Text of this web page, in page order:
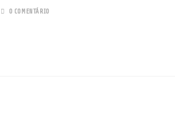
0 COMENTÁRIO